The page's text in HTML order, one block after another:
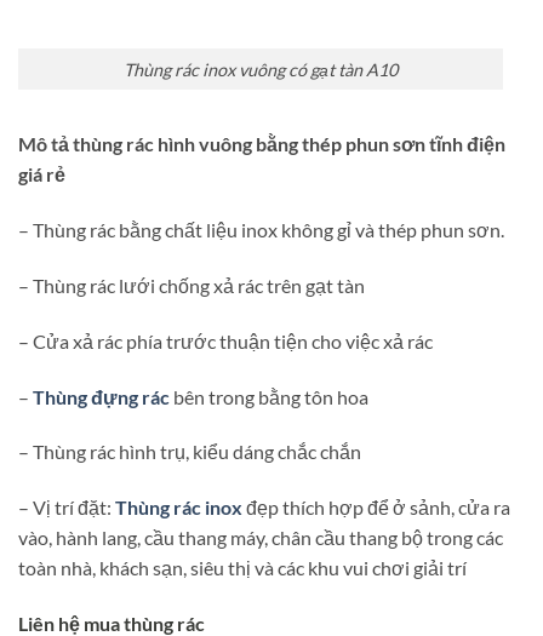
Thùng rác inox vuông có gạt tàn A10
Mô tả thùng rác hình vuông bằng thép phun sơn tĩnh điện
giá rẻ
– Thùng rác bằng chất liệu inox không gỉ và thép phun sơn.
– Thùng rác lưới chống xả rác trên gạt tàn
– Cửa xả rác phía trước thuận tiện cho việc xả rác
– Thùng đựng rác bên trong bằng tôn hoa
– Thùng rác hình trụ, kiểu dáng chắc chắn
– Vị trí đặt: Thùng rác inox đẹp thích hợp để ở sảnh, cửa ra
vào, hành lang, cầu thang máy, chân cầu thang bộ trong các
toàn nhà, khách sạn, siêu thị và các khu vui chơi giải trí
Liên hệ mua thùng rác